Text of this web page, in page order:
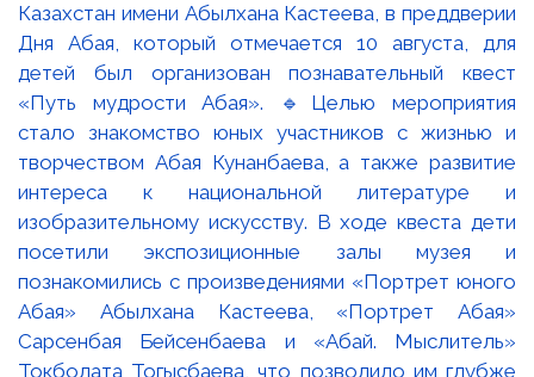
Казахстан имени Абылхана Кастеева, в преддверии
Дня Абая, который отмечается 10 августа, для
детей был организован познавательный квест
«Путь мудрости Абая». 🔹Целью мероприятия
стало знакомство юных участников с жизнью и
творчеством Абая Кунанбаева, а также развитие
интереса к национальной литературе и
изобразительному искусству. В ходе квеста дети
посетили экспозиционные залы музея и
познакомились с произведениями «Портрет юного
Абая» Абылхана Кастеева, «Портрет Абая»
Сарсенбая Бейсенбаева и «Абай. Мыслитель»
Токболата Тогысбаева, что позволило им глубже